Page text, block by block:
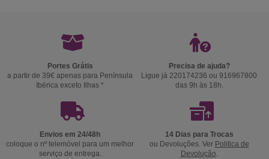
Portes Grátis
a partir de 39€ apenas para Península
Ibérica exceto Ilhas *
Precisa de ajuda?
Ligue já 220174236 ou 916967800
das 9h às 18h.
Envios em 24/48h
coloque o nº telemóvel para um melhor
serviço de entrega.
14 Dias para Trocas
ou Devoluções. Ver Politica de
Devolução.